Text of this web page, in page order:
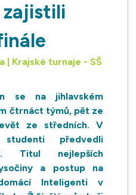
zajistili
| Krajské turnaje - SŠ
se na jihlavském
čtrnáct týmů, pět ze
ze středních. V
předvedli
Titul nejlepších
a postup na
Inteligenti v